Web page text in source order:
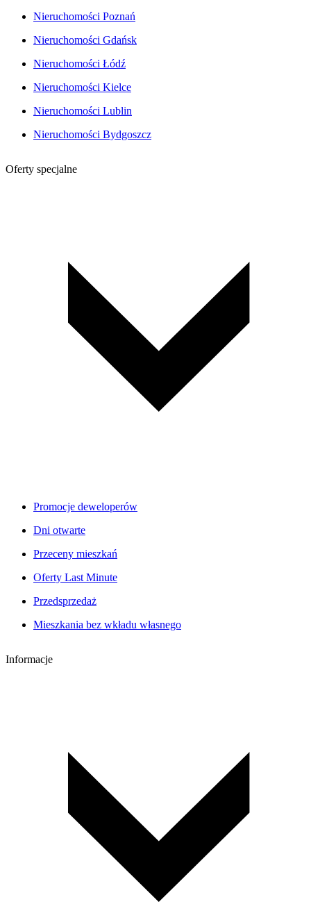
Nieruchomości Poznań
Nieruchomości Gdańsk
Nieruchomości Łódź
Nieruchomości Kielce
Nieruchomości Lublin
Nieruchomości Bydgoszcz
Oferty specjalne
Promocje deweloperów
Dni otwarte
Przeceny mieszkań
Oferty Last Minute
Przedsprzedaż
Mieszkania bez wkładu własnego
Informacje